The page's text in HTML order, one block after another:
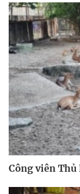
Công viên Thủ